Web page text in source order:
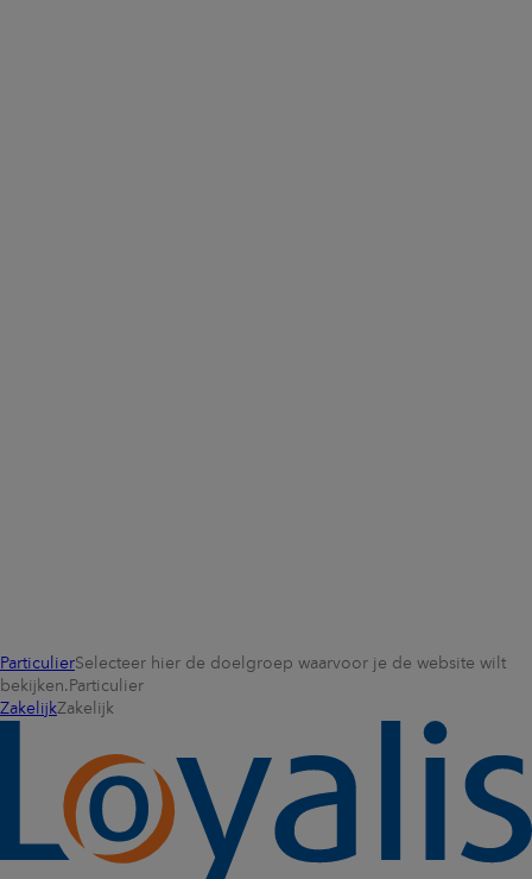
ParticulierSelecteer hier de doelgroep waarvoor je de website wilt
bekijken. Particulier
ZakelijkZakelijk